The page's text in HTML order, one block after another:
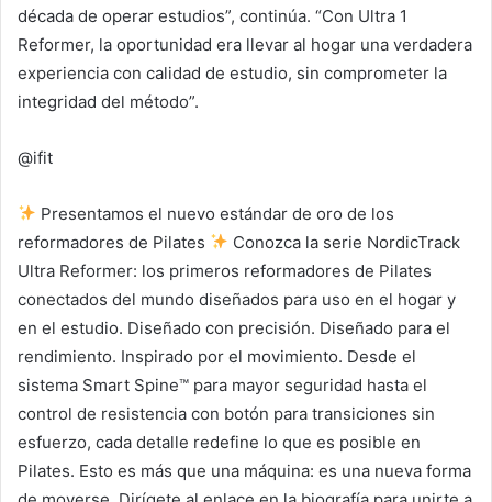
década de operar estudios”, continúa. “Con Ultra 1
Reformer, la oportunidad era llevar al hogar una verdadera
experiencia con calidad de estudio, sin comprometer la
integridad del método”.
@ifit
Presentamos el nuevo estándar de oro de los
reformadores de Pilates
Conozca la serie NordicTrack
Ultra Reformer: los primeros reformadores de Pilates
conectados del mundo diseñados para uso en el hogar y
en el estudio. Diseñado con precisión. Diseñado para el
rendimiento. Inspirado por el movimiento. Desde el
sistema Smart Spine™ para mayor seguridad hasta el
control de resistencia con botón para transiciones sin
esfuerzo, cada detalle redefine lo que es posible en
Pilates. Esto es más que una máquina: es una nueva forma